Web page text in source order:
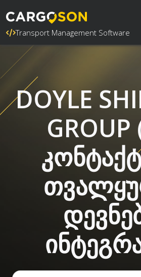
Transport Management Software
DOYLE
GROUP